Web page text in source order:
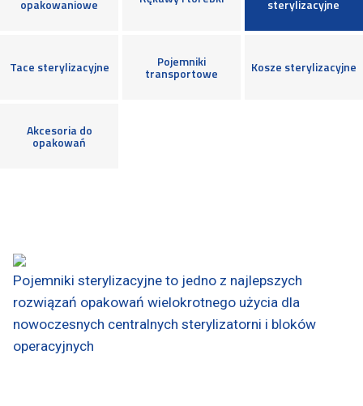
opakowaniowe sterylizacyjne
Tace sterylizacyjne Pojemniki
transportowe Kosze sterylizacyjne
Akcesoria do
opakowań
Pojemniki sterylizacyjne to jedno z najlepszych
rozwiązań opakowań wielokrotnego użycia dla
nowoczesnych centralnych sterylizatorni i bloków
operacyjnych